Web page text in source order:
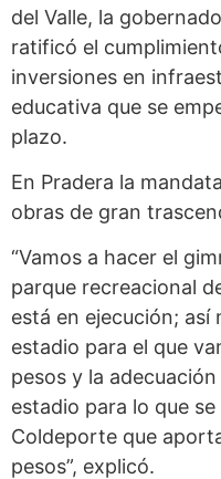
del Valle, la
ratificó el
inversiones en
educativa que se
plazo.
En Pradera la
obras de gran
“Vamos a hacer el
parque recreacional
está en ejecución; así
estadio para el que
pesos y la
estadio para lo que
Coldeporte que
pesos”, explicó.